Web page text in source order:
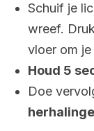
Schuif je
wreef.
vloer om
Houd 5
Doe